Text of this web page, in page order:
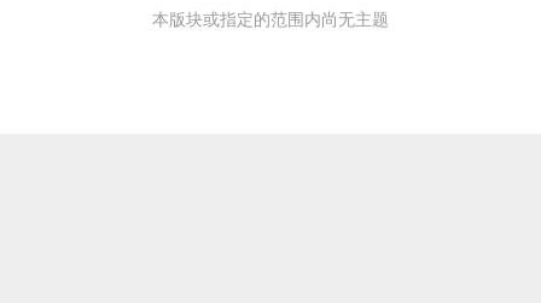
本版块或指定的范围内尚无主题